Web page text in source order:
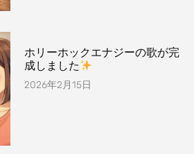
ホリーホックエナジーの歌が完
成しました
2026年2月15日